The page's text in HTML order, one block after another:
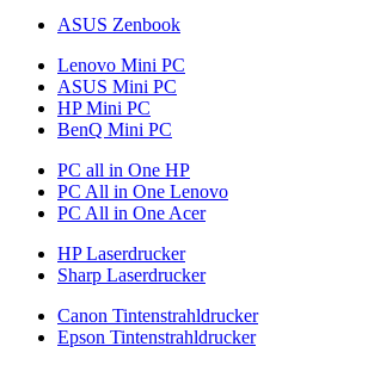
ASUS Zenbook
Lenovo Mini PC
ASUS Mini PC
HP Mini PC
BenQ Mini PC
PC all in One HP
PC All in One Lenovo
PC All in One Acer
HP Laserdrucker
Sharp Laserdrucker
Canon Tintenstrahldrucker
Epson Tintenstrahldrucker